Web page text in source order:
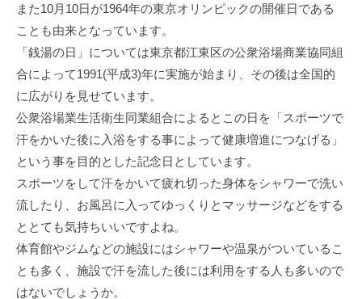
また10月10日が1964年の東京オリンピックの開催日である
ことも由来となっています。
「銭湯の日」については東京都江東区の公衆浴場商業協同組
合によって1991(平成3)年に実施が始まり、その後は全国的
に広がりを見せています。
公衆浴場業生活衛生同業組合によるとこの日を「スポーツで
汗をかいた後に入浴をする事によって健康増進につなげる」
という事を目的とした記念日としています。
スポーツをして汗をかいて疲れ切った身体をシャワーで洗い
流したり、お風呂に入ってゆっくりとマッサージなどをする
ととても気持ちいいですよね。
体育館やジムなどの施設にはシャワーや温泉がついているこ
とも多く、施設で汗を流した後には利用をする人も多いので
はないでしょうか。